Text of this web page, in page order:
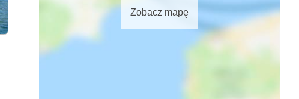
Zobacz mapę